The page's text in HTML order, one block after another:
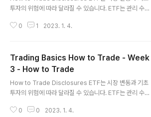
투자의 위험에 따라 달라질 수 있습니다. ETF는 관리 수수
식은 NAV보다 높거나 낮을 수 있는 시장 가격으로 매매되
세금 영향이 포함되지 않지만 거래를 시작하기 전에 고려
해야 합니다. 실제 증권 및 가격 데이터를 사용한 예를 포함
하여 이 프레젠테이션의 정보는 설명 및 교육 목적으로만
제공되며 승인 또는 추천으로 해석되어서는 안 됩니다. 기
술적 분석은 시장 행동, 특히 거래량과 가격에 초점을 맞춥
니다. 기술적 분석은 주식을 분석하는 한 가지 방법일 뿐입
0 1 2023. 1. 4.
Trading Basics How to Trade - Week
3 - How to Trade
How to Trade Disclosures ETF는 시장 변동과 기초
투자의 위험에 따라 달라질 수 있습니다. ETF는 관리 수수
식은 NAV보다 높거나 낮을 수 있는 시장 가격으로 매매되
0 0 2023. 1. 4.